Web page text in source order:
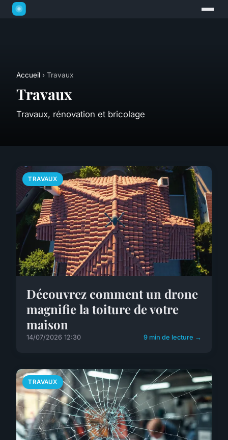
Accueil › Travaux
Travaux
Travaux, rénovation et bricolage
TRAVAUX
Découvrez comment un drone
magnifie la toiture de votre
maison
14/07/2026 12:30 9 min de lecture →
TRAVAUX